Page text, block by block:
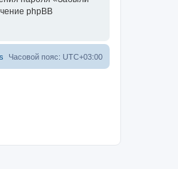
phpBB
Часовой пояс: UTC+03:00